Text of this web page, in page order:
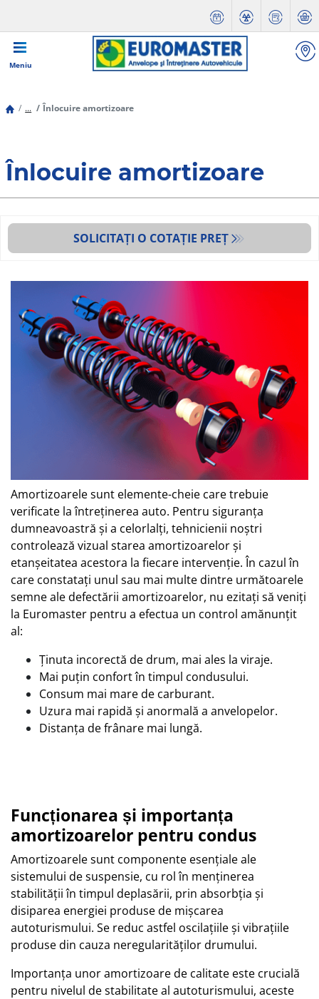
Meniu
... Înlocuire amortizoare
Înlocuire amortizoare
SOLICITAȚI O COTAȚIE PREȚ
Amortizoarele sunt elemente-cheie care trebuie
verificate la întreținerea auto. Pentru siguranța
dumneavoastră și a celorlalți, tehnicienii noștri
controlează vizual starea amortizoarelor și
etanșeitatea acestora la fiecare intervenție. În cazul în
care constatați unul sau mai multe dintre următoarele
semne ale defectării amortizoarelor, nu ezitați să veniți
la Euromaster pentru a efectua un control amănunțit
al:
Ţinuta incorectă de drum, mai ales la viraje.
Mai puţin confort în timpul condusului.
Consum mai mare de carburant.
Uzura mai rapidă şi anormală a anvelopelor.
Distanţa de frânare mai lungă.
Funcționarea și importanța
amortizoarelor pentru condus
Amortizoarele sunt componente esențiale ale
sistemului de suspensie, cu rol în menținerea
stabilității în timpul deplasării, prin absorbția și
disiparea energiei produse de mișcarea
autoturismului. Se reduc astfel oscilațiile și vibrațiile
produse din cauza neregularităților drumului.
Importanța unor amortizoare de calitate este crucială
pentru nivelul de stabilitate al autoturismului, aceste